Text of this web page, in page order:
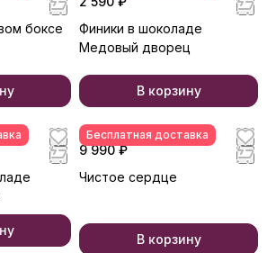
боксе
Финики в шоколаде
Медовый дворец
В корзину
Бесплатная доставка
9 990 ₽
Чистое сердце
В корзину